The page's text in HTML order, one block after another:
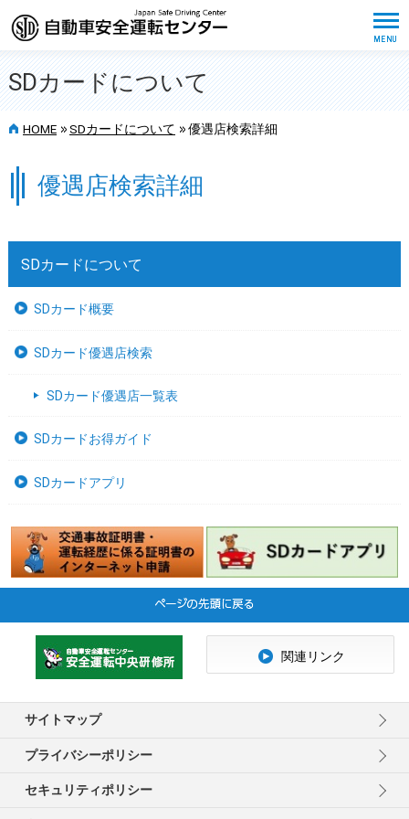
SDカードについて
HOME >> SDカードについて >> 優遇店検索詳細
優遇店検索詳細
SDカードについて
SDカード概要
SDカード優遇店検索
SDカード優遇店一覧表
SDカードお得ガイド
SDカードアプリ
サイトマップ
プライバシーポリシー
セキュリティポリシー
関連リンク